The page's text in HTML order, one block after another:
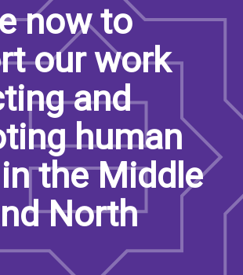
now to
our work
and
human
the Middle
North